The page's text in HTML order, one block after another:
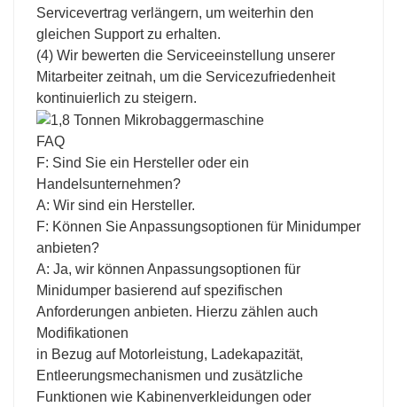
Servicevertrag verlängern, um weiterhin den
gleichen Support zu erhalten.
(4) Wir bewerten die Serviceeinstellung unserer
Mitarbeiter zeitnah, um die Servicezufriedenheit
kontinuierlich zu steigern.
FAQ
F: Sind Sie ein Hersteller oder ein
Handelsunternehmen?
A: Wir sind ein Hersteller.
F: Können Sie Anpassungsoptionen für Minidumper
anbieten?
A: Ja, wir können Anpassungsoptionen für
Minidumper basierend auf spezifischen
Anforderungen anbieten. Hierzu zählen auch
Modifikationen
in Bezug auf Motorleistung, Ladekapazität,
Entleerungsmechanismen und zusätzliche
Funktionen wie Kabinenverkleidungen oder